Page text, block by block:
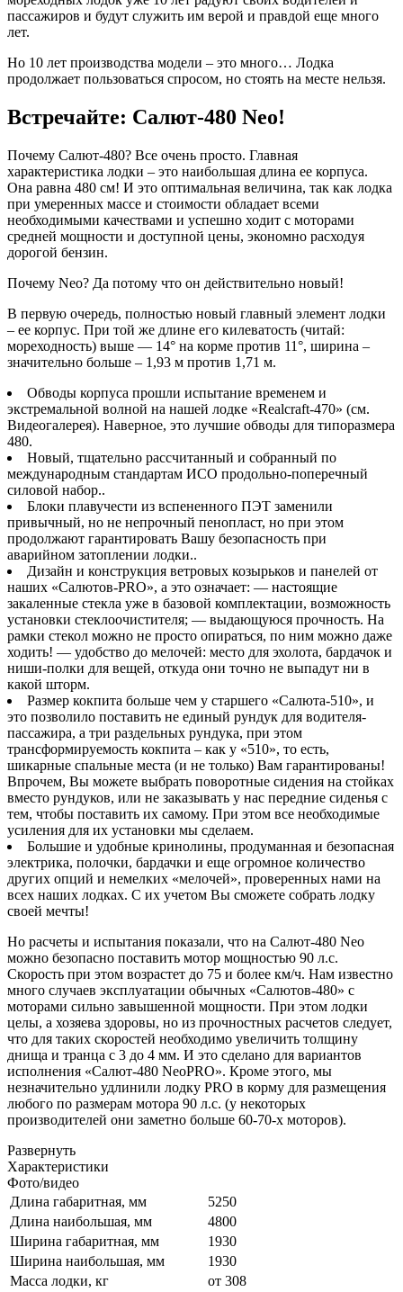
пассажиров и будут служить им верой и правдой еще много
лет.
Но 10 лет производства модели – это много… Лодка
продолжает пользоваться спросом, но стоять на месте нельзя.
Встречайте: Салют-480 Neo!
Почему Салют-480? Все очень просто. Главная
характеристика лодки – это наибольшая длина ее корпуса.
Она равна 480 см! И это оптимальная величина, так как лодка
при умеренных массе и стоимости обладает всеми
необходимыми качествами и успешно ходит с моторами
средней мощности и доступной цены, экономно расходуя
дорогой бензин.
Почему Neo? Да потому что он действительно новый!
В первую очередь, полностью новый главный элемент лодки
– ее корпус. При той же длине его килеватость (читай:
мореходность) выше — 14° на корме против 11°, ширина –
значительно больше – 1,93 м против 1,71 м.
Обводы корпуса прошли испытание временем и
экстремальной волной на нашей лодке «Realcraft-470» (см.
Видеогалерея). Наверное, это лучшие обводы для типоразмера
480.
Новый, тщательно рассчитанный и собранный по
международным стандартам ИСО продольно-поперечный
силовой набор..
Блоки плавучести из вспененного ПЭТ заменили
привычный, но не непрочный пенопласт, но при этом
продолжают гарантировать Вашу безопасность при
аварийном затоплении лодки..
Дизайн и конструкция ветровых козырьков и панелей от
наших «Салютов-PRO», а это означает: — настоящие
закаленные стекла уже в базовой комплектации, возможность
установки стеклоочистителя; — выдающуюся прочность. На
рамки стекол можно не просто опираться, по ним можно даже
ходить! — удобство до мелочей: место для эхолота, бардачок и
ниши-полки для вещей, откуда они точно не выпадут ни в
какой шторм.
Размер кокпита больше чем у старшего «Салюта-510», и
это позволило поставить не единый рундук для водителя-
пассажира, а три раздельных рундука, при этом
трансформируемость кокпита – как у «510», то есть,
шикарные спальные места (и не только) Вам гарантированы!
Впрочем, Вы можете выбрать поворотные сидения на стойках
вместо рундуков, или не заказывать у нас передние сиденья с
тем, чтобы поставить их самому. При этом все необходимые
усиления для их установки мы сделаем.
Большие и удобные кринолины, продуманная и безопасная
электрика, полочки, бардачки и еще огромное количество
других опций и немелких «мелочей», проверенных нами на
всех наших лодках. С их учетом Вы сможете собрать лодку
своей мечты!
Но расчеты и испытания показали, что на Салют-480 Neo
можно безопасно поставить мотор мощностью 90 л.с.
Скорость при этом возрастет до 75 и более км/ч. Нам известно
много случаев эксплуатации обычных «Салютов-480» с
моторами сильно завышенной мощности. При этом лодки
целы, а хозяева здоровы, но из прочностных расчетов следует,
что для таких скоростей необходимо увеличить толщину
днища и транца с 3 до 4 мм. И это сделано для вариантов
исполнения «Салют-480 NeoPRO». Кроме этого, мы
незначительно удлинили лодку PRO в корму для размещения
любого по размерам мотора 90 л.с. (у некоторых
производителей они заметно больше 60-70-х моторов).
Развернуть
Характеристики
Фото/видео
Длина габаритная, мм
5250
Длина наибольшая, мм
4800
Ширина габаритная, мм
1930
Ширина наибольшая, мм
1930
Масса лодки, кг
от 308